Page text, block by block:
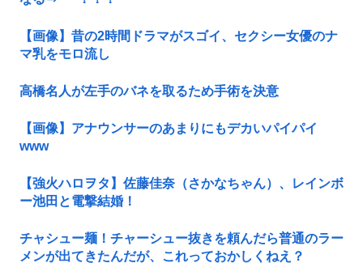
【画像】昔の2時間ドラマがスゴイ、セクシー女優のナ
マ乳をモロ流し
高橋名人が左手のバネを取るため手術を決意
【画像】アナウンサーのあまりにもデカいパイパイ
www
【強火ハロヲタ】佐藤佳奈（さかなちゃん）、レインボ
ー池田と電撃結婚！
チャシュー麺！チャーシュー抜きを頼んだら普通のラー
メンが出てきたんだが、これっておかしくねえ？